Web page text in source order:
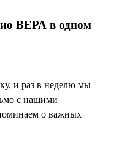
ВЕРА в одном
и раз в неделю мы
с нашими
о важных